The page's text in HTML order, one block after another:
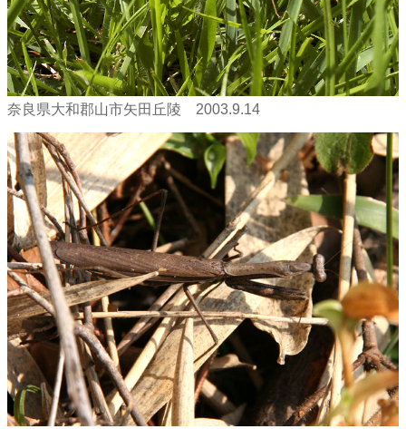
奈良県大和郡山市矢田丘陵 2003.9.14